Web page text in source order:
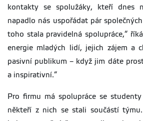
kontakty se spolužáky, kteří dnes
napadlo nás uspořádat pár
toho stala pravidelná spolupráce,“
energie mladých lidí, jejich zájem a
pasivní publikum – když jim dáte
a inspirativní.“
Pro firmu má spolupráce se
někteří z nich se stali součástí